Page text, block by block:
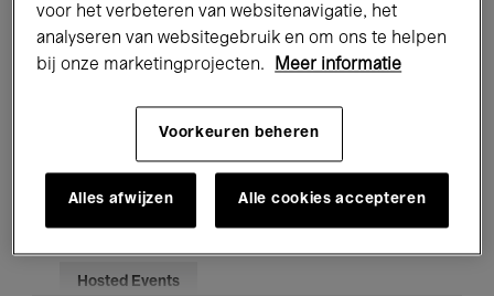
Jazz Klassieke Muziek Global Music
Onderwijs Rondleidingen
Hosted Events
voor het verbeteren van websitenavigatie, het
analyseren van websitegebruik en om ons te helpen
bij onze marketingprojecten.
Meer informatie
Voorkeuren beheren
Alles afwijzen Alle cookies accepteren